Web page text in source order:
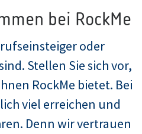
bei RockMe
oder
Stellen Sie sich vor,
RockMe bietet. Bei
viel erreichen und
Denn wir vertrauen